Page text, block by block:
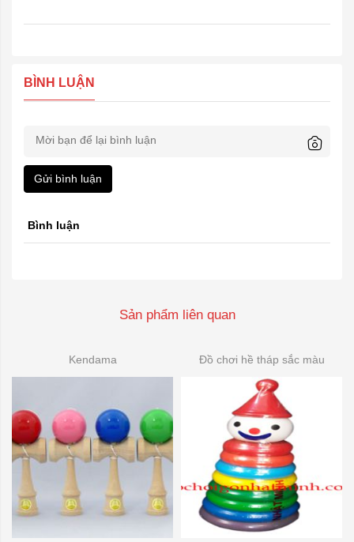
BÌNH LUẬN
Gửi bình luận
Bình luận
Sản phẩm liên quan
Kendama Đồ chơi hề tháp sắc màu